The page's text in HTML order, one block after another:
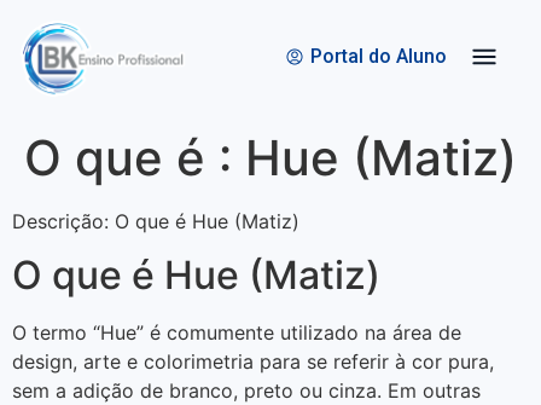
Portal do Aluno
O que é : Hue (Matiz)
Descrição: O que é Hue (Matiz)
O que é Hue (Matiz)
O termo “Hue” é comumente utilizado na área de
design, arte e colorimetria para se referir à cor pura,
sem a adição de branco, preto ou cinza. Em outras